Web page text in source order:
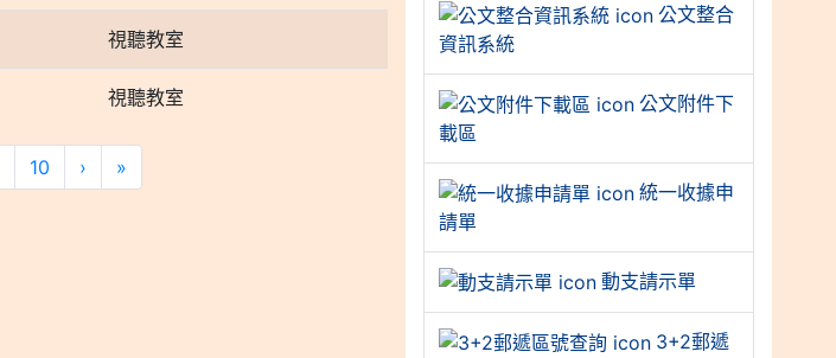
視聽教室
視聽教室
10 › »
公文整合
資訊系統
公文附件下
載區
統一收據申
請單
動支請示單
3+2郵遞